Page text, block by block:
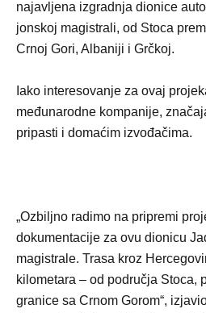
najavljena izgradnja dionice
jonskoj magistrali, od Stoca
Crnoj Gori, Albaniji i Grčkoj.
Iako interesovanje za ovaj
međunarodne kompanije,
pripasti i domaćim izvođačima.
„Ozbiljno radimo na pripremi
dokumentacije za ovu dionicu
magistrale. Trasa kroz
kilometara – od područja Stoca,
granice sa Crnom Gorom“,